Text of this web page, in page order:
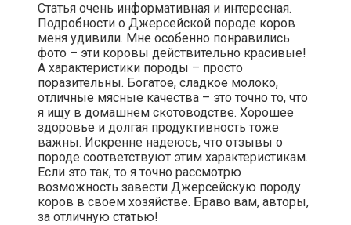
Статья очень информативная и интересная.
Подробности о Джерсейской породе коров
меня удивили. Мне особенно понравились
фото – эти коровы действительно красивые!
А характеристики породы – просто
поразительны. Богатое, сладкое молоко,
отличные мясные качества – это точно то, что
я ищу в домашнем скотоводстве. Хорошее
здоровье и долгая продуктивность тоже
важны. Искренне надеюсь, что отзывы о
породе соответствуют этим характеристикам.
Если это так, то я точно рассмотрю
возможность завести Джерсейскую породу
коров в своем хозяйстве. Браво вам, авторы,
за отличную статью!